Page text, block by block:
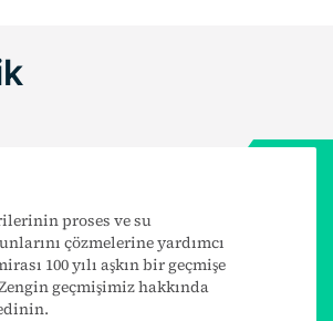
proses ve su
çözmelerine yardımcı
100 yılı aşkın bir geçmişe
geçmişimiz hakkında